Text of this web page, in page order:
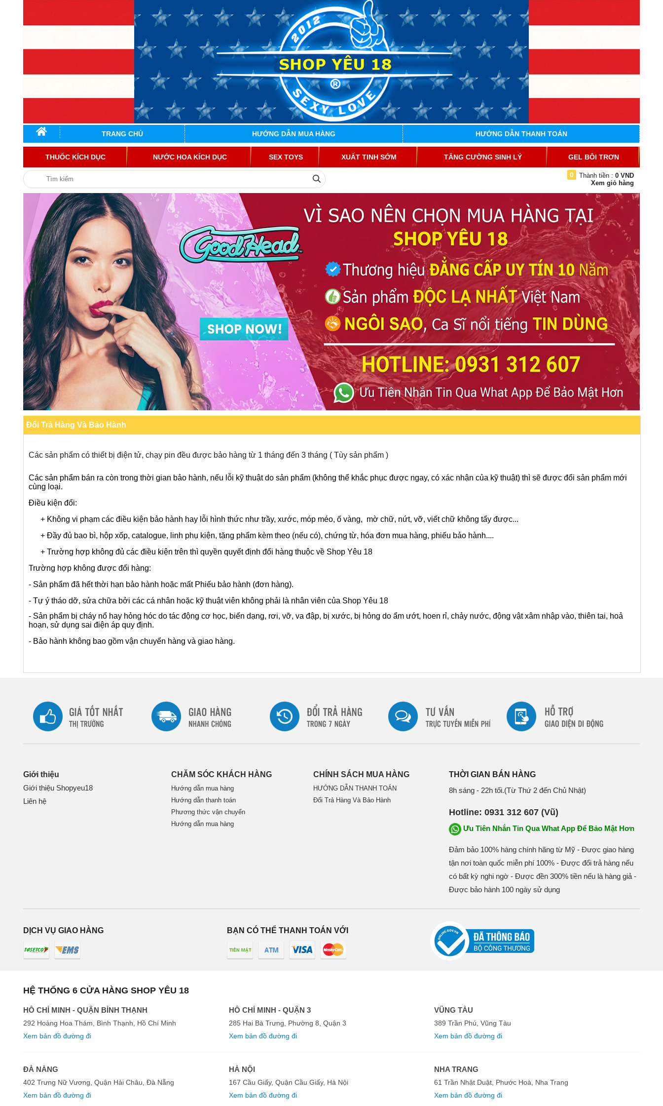
TRANG CHỦ HƯỚNG DẪN MUA HÀNG HƯỚNG DẪN THANH TOÁN
THUỐC KÍCH DỤC NƯỚC HOA KÍCH DỤC SEX TOYS XUẤT TINH SỚM TĂNG CƯỜNG SINH LÝ GEL BÔI TRƠN
0 Thành tiền : 0 VND
Xem giỏ hàng
Đổi Trả Hàng Và Bảo Hành
Các sản phẩm có thiết bị điện tử, chạy pin đều được bảo hàng từ 1 tháng đến 3 tháng ( Tùy sản phẩm )
Các sản phẩm bán ra còn trong thời gian bảo hành, nếu lỗi kỹ thuật do sản phẩm (không thể khắc phục được ngay, có xác nhận của kỹ thuật) thì sẽ được đổi sản phẩm mới
cùng loại.
Điều kiện đổi:
+ Không vi phạm các điều kiện bảo hành hay lỗi hình thức như trầy, xước, móp méo, ố vàng, mờ chữ, nứt, vỡ, viết chữ không tẩy được...
+ Đầy đủ bao bì, hộp xốp, catalogue, linh phụ kiện, tặng phẩm kèm theo (nếu có), chứng từ, hóa đơn mua hàng, phiếu bảo hành....
+ Trường hợp không đủ các điều kiện trên thì quyền quyết định đổi hàng thuộc về Shop Yêu 18
Trường hợp không được đổi hàng:
- Sản phẩm đã hết thời hạn bảo hành hoặc mất Phiếu bảo hành (đơn hàng).
- Tự ý tháo dỡ, sửa chữa bởi các cá nhân hoặc kỹ thuật viên không phải là nhân viên của Shop Yêu 18
- Sản phẩm bị cháy nổ hay hỏng hóc do tác động cơ học, biến dạng, rơi, vỡ, va đập, bị xước, bị hỏng do ẩm ướt, hoen rỉ, chảy nước, động vật xâm nhập vào, thiên tai, hoả
hoạn, sử dụng sai điện áp quy định.
- Bảo hành không bao gồm vận chuyển hàng và giao hàng.
Giới thiệu
Giới thiệu Shopyeu18
Liên hệ
CHĂM SÓC KHÁCH HÀNG
Hướng dẫn mua hàng
Hướng dẫn thanh toán
Phương thức vận chuyển
Hướng dẫn mua hàng
CHÍNH SÁCH MUA HÀNG
HƯỚNG DẪN THANH TOÁN
Đổi Trả Hàng Và Bảo Hành
THỜI GIAN BÁN HÀNG
8h sáng - 22h tối.(Từ Thứ 2 đến Chủ Nhật)
Hotline: 0931 312 607 (Vũ)
Ưu Tiên Nhắn Tin Qua What App Để Bảo Mật Hơn
Đảm bảo 100% hàng chính hãng từ Mỹ - Được giao hàng
tận nơi toàn quốc miễn phí 100% - Được đổi trả hàng nếu
có bất kỳ nghi ngờ - Được đền 300% tiền nếu là hàng giả -
Được bảo hành 100 ngày sử dụng
DỊCH VỤ GIAO HÀNG BẠN CÓ THỂ THANH TOÁN VỚI
HỆ THỐNG 6 CỬA HÀNG SHOP YÊU 18
HỒ CHÍ MINH - QUẬN BÌNH THẠNH
292 Hoàng Hoa Thám, Bình Thạnh, Hồ Chí Minh
Xem bản đồ đường đi
HỒ CHÍ MINH - QUẬN 3
285 Hai Bà Trưng, Phường 8, Quận 3
Xem bản đồ đường đi
VŨNG TÀU
389 Trần Phú, Vũng Tàu
Xem bản đồ đường đi
ĐÀ NẴNG
402 Trưng Nữ Vương, Quận Hải Châu, Đà Nẵng
Xem bản đồ đường đi
HÀ NỘI
167 Cầu Giấy, Quận Cầu Giấy, Hà Nội
Xem bản đồ đường đi
NHA TRANG
61 Trần Nhật Duật, Phước Hoà, Nha Trang
Xem bản đồ đường đi